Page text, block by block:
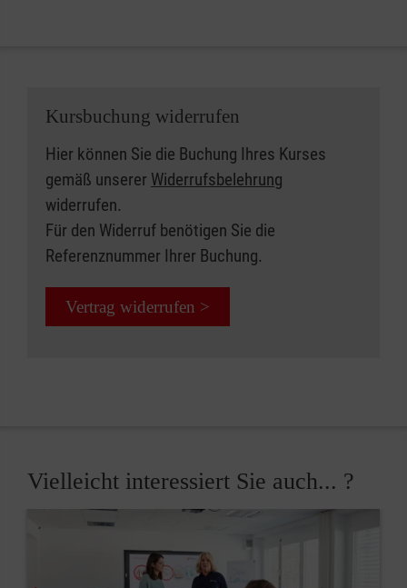
Kursbuchung widerrufen
Hier können Sie die Buchung Ihres Kurses
gemäß unserer Widerrufsbelehrung
widerrufen.
Für den Widerruf benötigen Sie die
Referenznummer Ihrer Buchung.
Vertrag widerrufen >
Vielleicht interessiert Sie auch... ?